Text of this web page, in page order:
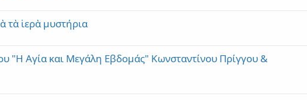
τὰ ἱερὰ μυστήρια
"Η Αγία και Μεγάλη Εβδομάς" Κωνσταντίνου Πρίγγου &